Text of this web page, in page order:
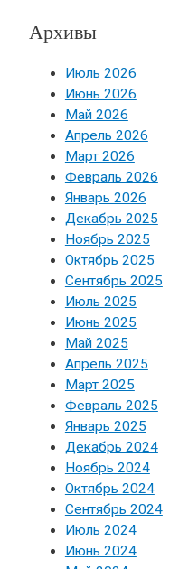
Архивы
Июль 2026
Июнь 2026
Май 2026
Апрель 2026
Март 2026
Февраль 2026
Январь 2026
Декабрь 2025
Ноябрь 2025
Октябрь 2025
Сентябрь 2025
Июль 2025
Июнь 2025
Май 2025
Апрель 2025
Март 2025
Февраль 2025
Январь 2025
Декабрь 2024
Ноябрь 2024
Октябрь 2024
Сентябрь 2024
Июль 2024
Июнь 2024